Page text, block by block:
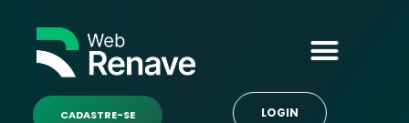
CADASTRE-SE LOGIN